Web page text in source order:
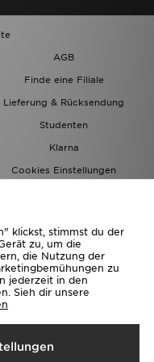
AGB
Finde eine Filiale
Lieferung & Rücksendung
Studenten
Klarna
Cookies Einstellungen
klickst, stimmst du der
zu, um die
die Nutzung der
zu
jederzeit in den
Sieh dir unsere